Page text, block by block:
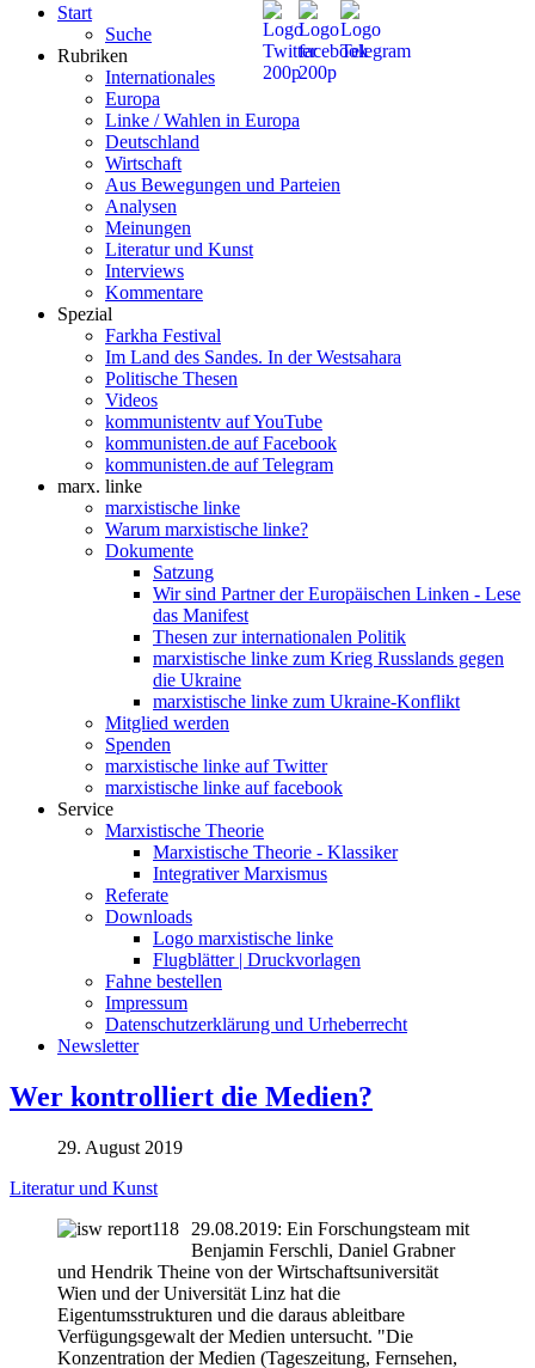
Start
Suche
Rubriken
Internationales
Europa
Linke / Wahlen in Europa
Deutschland
Wirtschaft
Aus Bewegungen und Parteien
Analysen
Meinungen
Literatur und Kunst
Interviews
Kommentare
Spezial
Farkha Festival
Im Land des Sandes. In der Westsahara
Politische Thesen
Videos
kommunistentv auf YouTube
kommunisten.de auf Facebook
kommunisten.de auf Telegram
marx. linke
marxistische linke
Warum marxistische linke?
Dokumente
Satzung
Wir sind Partner der Europäischen Linken - Lese
das Manifest
Thesen zur internationalen Politik
marxistische linke zum Krieg Russlands gegen
die Ukraine
marxistische linke zum Ukraine-Konflikt
Mitglied werden
Spenden
marxistische linke auf Twitter
marxistische linke auf facebook
Service
Marxistische Theorie
Marxistische Theorie - Klassiker
Integrativer Marxismus
Referate
Downloads
Logo marxistische linke
Flugblätter | Druckvorlagen
Fahne bestellen
Impressum
Datenschutzerklärung und Urheberrecht
Newsletter
Wer kontrolliert die Medien?
29. August 2019
Literatur und Kunst
29.08.2019: Ein Forschungsteam mit
Benjamin Ferschli, Daniel Grabner
und Hendrik Theine von der Wirtschaftsuniversität
Wien und der Universität Linz hat die
Eigentumsstrukturen und die daraus ableitbare
Verfügungsgewalt der Medien untersucht. "Die
Konzentration der Medien (Tageszeitung, Fernsehen,